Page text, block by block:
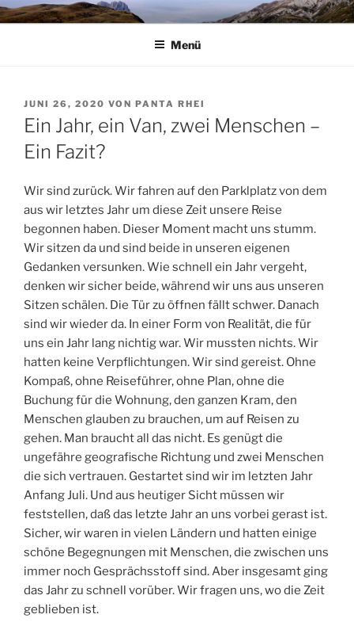
Zum
InhaltSTEPHAN KRINES
Panta rhei
Menü
VERÖFFENTLICHT
AM
JUNI 26, 2020 VON PANTA RHEI
Ein Jahr, ein Van, zwei Menschen –
Ein Fazit?
Wir sind zurück. Wir fahren auf den Parklplatz von dem
aus wir letztes Jahr um diese Zeit unsere Reise
begonnen haben. Dieser Moment macht uns stumm.
Wir sitzen da und sind beide in unseren eigenen
Gedanken versunken. Wie schnell ein Jahr vergeht,
denken wir sicher beide, während wir uns aus unseren
Sitzen schälen. Die Tür zu öffnen fällt schwer. Danach
sind wir wieder da. In einer Form von Realität, die für
uns ein Jahr lang nichtig war. Wir mussten nichts. Wir
hatten keine Verpflichtungen. Wir sind gereist. Ohne
Kompaß, ohne Reiseführer, ohne Plan, ohne die
Buchung für die Wohnung, den ganzen Kram, den
Menschen glauben zu brauchen, um auf Reisen zu
gehen. Man braucht all das nicht. Es genügt die
ungefähre geografische Richtung und zwei Menschen
die sich vertrauen. Gestartet sind wir im letzten Jahr
Anfang Juli. Und aus heutiger Sicht müssen wir
feststellen, daß das letzte Jahr an uns vorbei gerast ist.
Sicher, wir waren in vielen Ländern und hatten einige
schöne Begegnungen mit Menschen, die zwischen uns
immer noch Gesprächsstoff sind. Aber insgesamt ging
das Jahr zu schnell vorüber. Wir fragen uns, wo die Zeit
geblieben ist.